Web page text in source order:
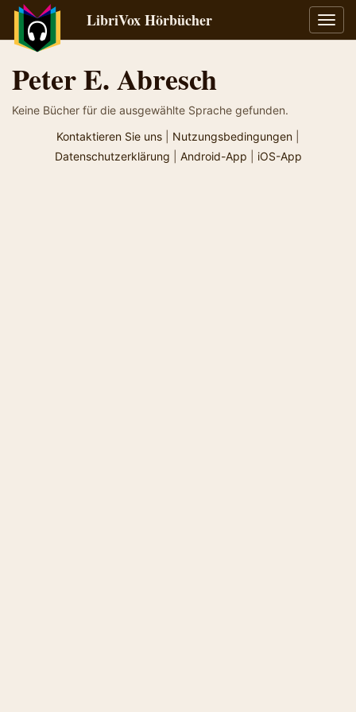
LibriVox Hörbücher
Peter E. Abresch
Keine Bücher für die ausgewählte Sprache gefunden.
Kontaktieren Sie uns
Nutzungsbedingungen
Datenschutzerklärung
Android-App iOS-App